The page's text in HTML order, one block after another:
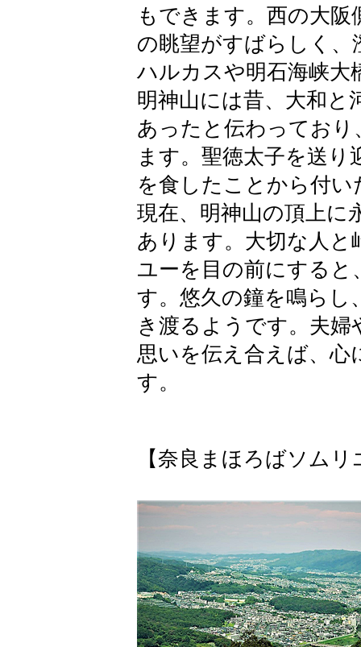
もできます。西の大阪
の眺望がすばらしく
ハルカスや明石海峡大
明神山には昔、大和と
あったと伝わってお
ます。聖徳太子を送
を食したことから付
現在、明神山の頂上に
あります。大切な人と
ユーを目の前にする
す。悠久の鐘を鳴らし
き渡るようです。夫
思いを伝え合えば、心
す。
【奈良まほろばソム